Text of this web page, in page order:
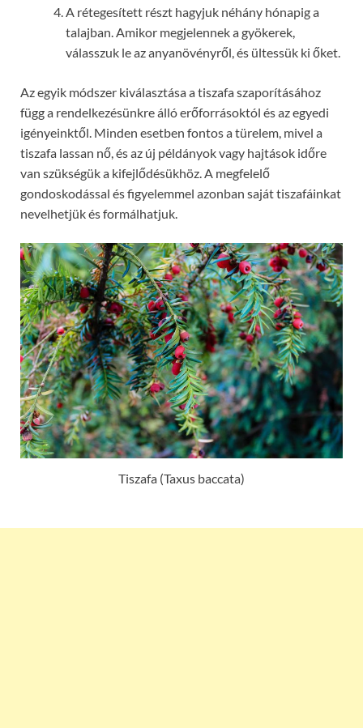
A rétegesített részt hagyjuk néhány hónapig a
talajban. Amikor megjelennek a gyökerek,
válasszuk le az anyanövényről, és ültessük ki őket.
Az egyik módszer kiválasztása a tiszafa szaporításához
függ a rendelkezésünkre álló erőforrásoktól és az egyedi
igényeinktől. Minden esetben fontos a türelem, mivel a
tiszafa lassan nő, és az új példányok vagy hajtások időre
van szükségük a kifejlődésükhöz. A megfelelő
gondoskodással és figyelemmel azonban saját tiszafáinkat
nevelhetjük és formálhatjuk.
Tiszafa (Taxus baccata)